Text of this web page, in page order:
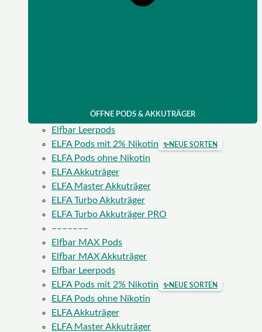
ÖFFNE PODS & AKKUTRÄGER
Elfbar Leerpods
ELFA Pods mit 2% Nikotin
✨NEUE SORTEN
ELFA Pods ohne Nikotin
ELFA Akkuträger
ELFA Master Akkuträger
ELFA Turbo Akkuträger
ELFA Turbo Akkuträger PRO
–––––––
Elfbar MAX Pods
Elfbar MAX Akkuträger
Elfbar Leerpods
ELFA Pods mit 2% Nikotin
✨NEUE SORTEN
ELFA Pods ohne Nikotin
ELFA Akkuträger
ELFA Master Akkuträger